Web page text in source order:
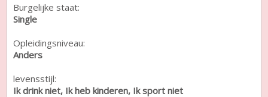
Burgelijke staat:
Single
Opleidingsniveau:
Anders
levensstijl:
Ik drink niet, Ik heb kinderen, Ik sport niet